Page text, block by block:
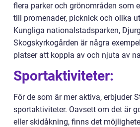
flera parker och grönområden som
till promenader, picknick och olika
Kungliga nationalstadsparken,
Skogskyrkogården är några
platser att koppla av och njuta av
Sportaktiviteter:
För de som är mer aktiva, erbjuder
sportaktiviteter. Oavsett om det är
eller skidåkning, finns det